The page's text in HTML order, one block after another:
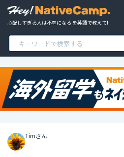
心配しすぎる人は不幸になる を英語で教えて!
Timさん